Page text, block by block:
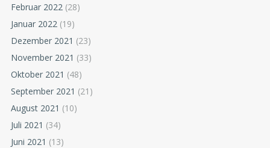
Februar 2022 (28)
Januar 2022 (19)
Dezember 2021 (23)
November 2021 (33)
Oktober 2021 (48)
September 2021 (21)
August 2021 (10)
Juli 2021 (34)
Juni 2021 (13)